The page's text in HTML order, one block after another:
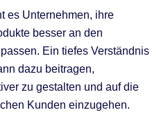
es Unternehmen, ihre
besser an den
Ein tiefes Verständnis
dazu beitragen,
zu gestalten und auf die
Kunden einzugehen.